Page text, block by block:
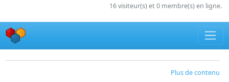
16 visiteur(s) et 0 membre(s) en ligne.
Plus de contenu